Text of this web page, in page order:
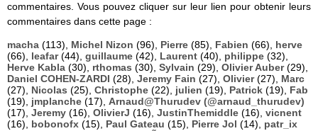
commentaires. Vous pouvez cliquer sur leur lien pour obtenir leurs
commentaires dans cette page :
macha (113), Michel Nizon (96), Pierre (85), Fabien (66), herve
(66), leafar(44), guillaume (42), Laurent (40), philippe (32),
Herve Kabla (30), rthomas (30), Sylvain (29), Olivier Auber(29),
Daniel COHEN-ZARDI (28), Jeremy Fain (27), Olivier(27), Marc
(27), Nicolas (25), Christophe (22), julien (19), Patrick (19), Fab
(19), jmplanche (17), Arnaud@Thurudev (@arnaud_thurudev)
(17), Jeremy (16), OlivierJ (16), JustinThemiddle (16), vicnent
(16), bobonofx (15), Paul Gateau (15), Pierre Jol (14), patr_ix